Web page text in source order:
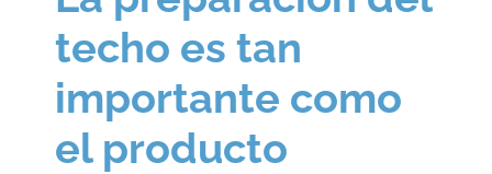
techo es tan
importante como
el producto